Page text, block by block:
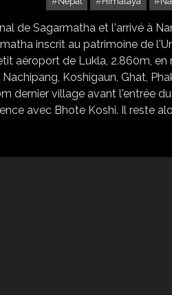
ENTRÉE DU PARC NATIONAL
inscrit au patrimoine de
aéroport de Lukla, 2.860m,
Koshigaun, Ghat,
dernier village avant l'entrée
avec Bhote Koshi. Il reste